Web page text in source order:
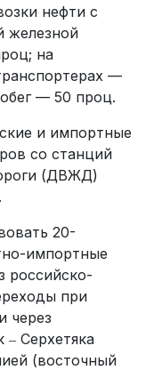
нефти с
железной
на
—
— 50 проц.
и импортные
со станций
(ДВЖД)
20-
импортные
российско-
при
через
Серхетяка
(восточный